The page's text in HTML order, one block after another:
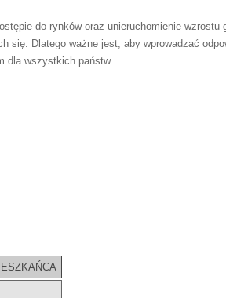
do rynków oraz unieruchomienie wzrostu
się. ​Dlatego ważne jest, aby wprowadzać‌
dla wszystkich państw.